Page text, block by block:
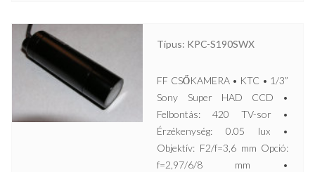
Típus: KPC-S190SWX
FF CSŐKAMERA • KTC • 1/3”
Sony Super HAD CCD •
Felbontás: 420 TV-sor •
Érzékenység: 0.05 lux •
Objektív: F2/f=3,6 mm Opció:
f=2,97/6/8 mm •